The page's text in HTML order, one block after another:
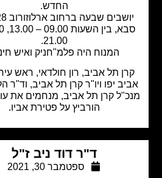
יושבים שבעה ברחוב ארלוזורוב 28, כפר
סבא, בין השעות 09.00 – 13.00, 16.00 –
המנוח היה פלמ"חניק ואיש חינוך.
תל אביב, רון חולדאי, ראש עיריית תל
יפו ויו"ר קרן תל אביב, וד"ר הלה אורן,
קרן תל אביב, מנחמים את עו"ד יוחאי
הורביץ על פטירת אביו.
ד"ר דוד ניב ז"ל
ספטמבר 30, 2021